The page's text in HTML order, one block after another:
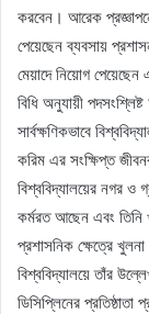
করবেন। আরেক
পেয়েছেন ব্যবসায়
মেয়াদে নিয়োগ
বিধি অনুযায়ী
সার্বক্ষণিকভাবে
করিম এর সংক্ষিপ্ত
বিশ্ববিদ্যালয়ের নগর ও
কর্মরত আছেন এবং তিনি
প্রশাসনিক ক্ষেত্রে
বিশ্ববিদ্যালয়ে তাঁর
ডিসিপ্লিনের প্রতিষ্ঠাতা